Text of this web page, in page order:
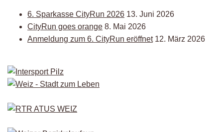
6. Sparkasse CityRun 2026 13. Juni 2026
CityRun goes orange 8. Mai 2026
Anmeldung zum 6. CityRun eröffnet 12. März 2026